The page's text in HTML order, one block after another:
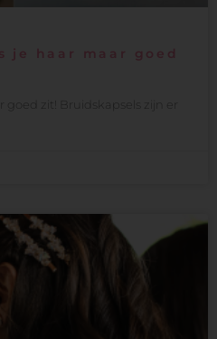
je haar maar goed
goed zit! Bruidskapsels zijn er